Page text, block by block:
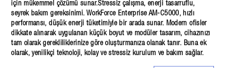
için mükemmel çözümü sunar.Stressiz çalışma, enerji tasarruflu,
seyrek bakım gereksinimi. WorkForce Enterprise AM-C5000, hızlı
performansı, düşük enerji tüketimiyle bir arada sunar. Modern ofisler
dikkate alınarak uygulanan küçük boyut ve modüler tasarım, cihazınızı
tam olarak gerekliliklerinize göre oluşturmanıza olanak tanır. Buna ek
olarak, yenilikçi teknoloji, kolay ve stressiz kurulum ve bakım sağlar.